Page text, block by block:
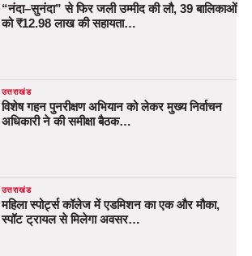
“नंदा–सुनंदा” से फिर जली उम्मीद की लौ, 39 बालिकाओं
को ₹12.98 लाख की सहायता…
उत्तराखंड
विशेष गहन पुनरीक्षण अभियान को लेकर मुख्य निर्वाचन
अधिकारी ने की समीक्षा बैठक…
उत्तराखंड
महिला स्पोर्ट्स कॉलेज में एडमिशन का एक और मौका,
स्पॉट ट्रायल से मिलेगा अवसर…